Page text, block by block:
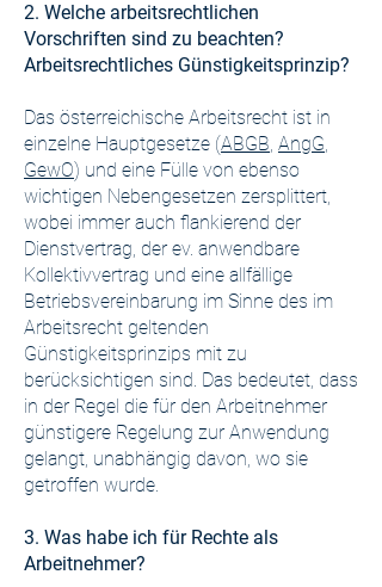
2. Welche arbeitsrechtlichen
Vorschriften sind zu beachten?
Arbeitsrechtliches Günstigkeitsprinzip?
Das österreichische Arbeitsrecht ist in
einzelne Hauptgesetze (ABGB, AngG,
GewO) und eine Fülle von ebenso
wichtigen Nebengesetzen zersplittert,
wobei immer auch flankierend der
Dienstvertrag, der ev. anwendbare
Kollektivvertrag und eine allfällige
Betriebsvereinbarung im Sinne des im
Arbeitsrecht geltenden
Günstigkeitsprinzips mit zu
berücksichtigen sind. Das bedeutet, dass
in der Regel die für den Arbeitnehmer
günstigere Regelung zur Anwendung
gelangt, unabhängig davon, wo sie
getroffen wurde.
3. Was habe ich für Rechte als
Arbeitnehmer?